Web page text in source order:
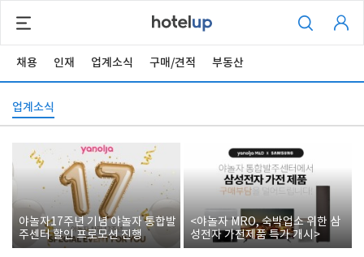
채용 인재 업계소식 구매/견적 부동산
업계소식
야놀자17주년 기념 야놀자 통합발
주센터 할인 프로모션 진행
<야놀자 MRO, 숙박업소 위한 삼
성전자 가전제품 특가 개시>